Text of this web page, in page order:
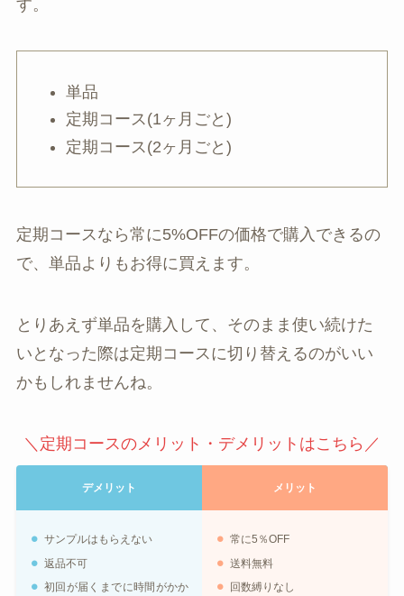
す。
単品
定期コース(1ヶ月ごと)
定期コース(2ヶ月ごと)
定期コースなら常に5%OFFの価格で購入できるの
で、単品よりもお得に買えます。
とりあえず単品を購入して、そのまま使い続けた
いとなった際は定期コースに切り替えるのがいい
かもしれませんね。
＼定期コースのメリット・デメリットはこちら／
デメリット メリット
サンプルはもらえない
返品不可
初回が届くまでに時間がかか
常に5％OFF
送料無料
回数縛りなし